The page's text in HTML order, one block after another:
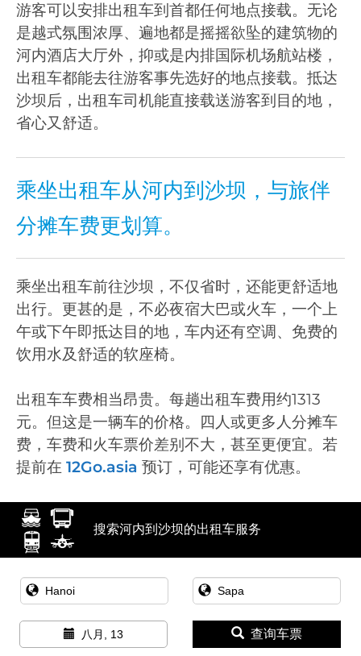
游客可以安排出租车到首都任何地点接载。无论
是越式氛围浓厚、遍地都是摇摇欲坠的建筑物的
河内酒店大厅外，抑或是内排国际机场航站楼，
出租车都能去往游客事先选好的地点接载。抵达
沙坝后，出租车司机能直接载送游客到目的地，
省心又舒适。
乘坐出租车从河内到沙坝，与旅伴
分摊车费更划算。
乘坐出租车前往沙坝，不仅省时，还能更舒适地
出行。更甚的是，不必夜宿大巴或火车，一个上
午或下午即抵达目的地，车内还有空调、免费的
饮用水及舒适的软座椅。
出租车车费相当昂贵。每趟出租车费用约1313
元。但这是一辆车的价格。四人或更多人分摊车
费，车费和火车票价差别不大，甚至更便宜。若
提前在 12Go.asia 预订，可能还享有优惠。
搜索河内到沙坝的出租车服务
八月, 13 查询车票